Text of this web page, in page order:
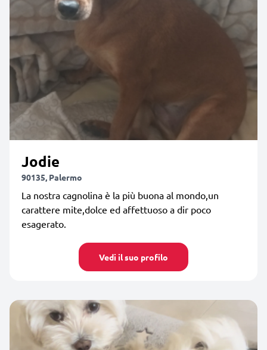
Jodie
90135, Palermo
La nostra cagnolina è la più buona al mondo,un
carattere mite,dolce ed affettuoso a dir poco
esagerato.
Vedi il suo profilo